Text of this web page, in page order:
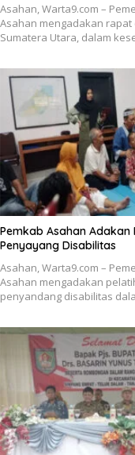
Asahan, Warta9.com –
Asahan mengadakan
Sumatera Utara, dalam
Pemkab Asahan Adakan
Penyayang Disabilitas
Asahan, Warta9.com –
Asahan mengadakan
penyandang disabilitas